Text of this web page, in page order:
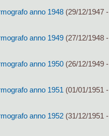
anno 1948(29/12/1947 -
anno 1949(27/12/1948 -
anno 1950(26/12/1949 -
anno 1951 (01/01/1951 -
anno 1952(31/12/1951 -